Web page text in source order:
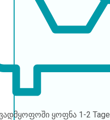
ყოფნა 1-2 Tage